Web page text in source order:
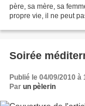
père, sa mère, sa
propre vie, il ne peut
Soirée
Publié le 04/09/2010 à
Par un pèlerin